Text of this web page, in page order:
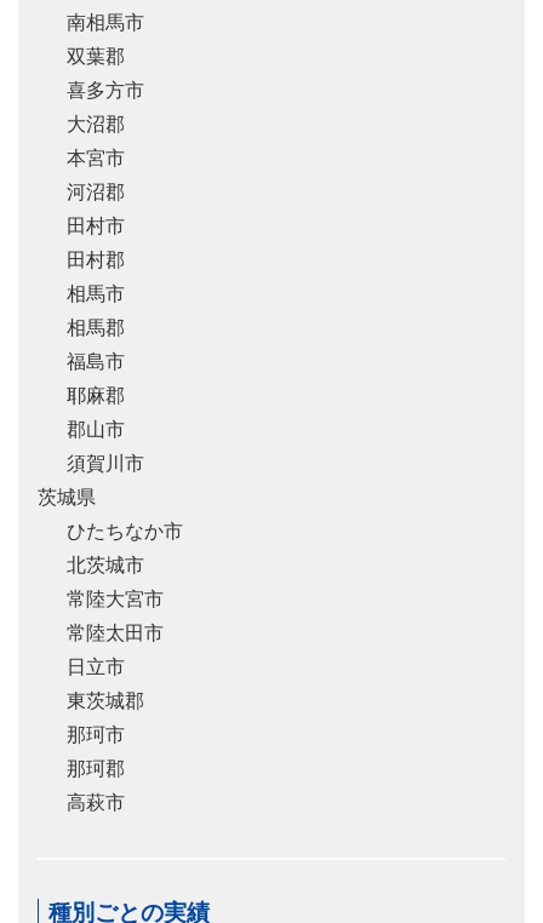
南相馬市
双葉郡
喜多方市
大沼郡
本宮市
河沼郡
田村市
田村郡
相馬市
相馬郡
福島市
耶麻郡
郡山市
須賀川市
茨城県
ひたちなか市
北茨城市
常陸大宮市
常陸太田市
日立市
東茨城郡
那珂市
那珂郡
高萩市
種別ごとの実績